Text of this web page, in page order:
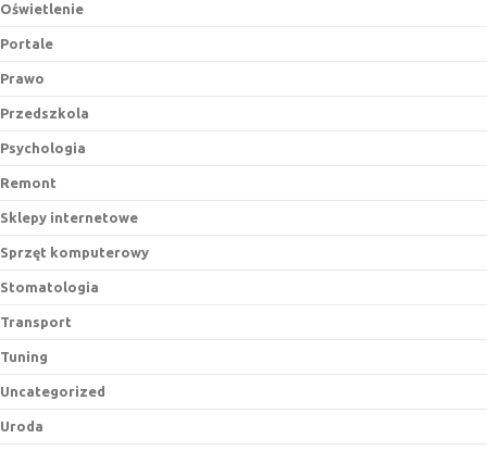
Oświetlenie
Portale
Prawo
Przedszkola
Psychologia
Remont
Sklepy internetowe
Sprzęt komputerowy
Stomatologia
Transport
Tuning
Uncategorized
Uroda